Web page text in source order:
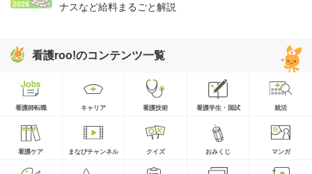
ナスなど給料まるごと解説
看護roo!のコンテンツ一覧
看護師転職 キャリア 看護技術 看護学生・国試 就活
看護ケア まなびチャンネル クイズ おみくじ マンガ